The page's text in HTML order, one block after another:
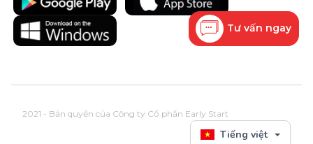
Tư vấn ngay
2021 - Bản quyền của Công ty Cổ phần Early Start
Tiếng việt